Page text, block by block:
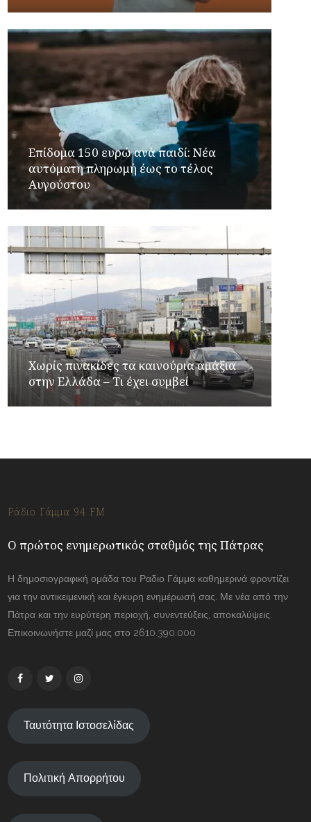
Επίδομα 150 ευρώ ανά παιδί: Νέα
αυτόματη πληρωμή έως το τέλος
Αυγούστου
Χωρίς πινακίδες τα καινούρια αμάξια
στην Ελλάδα – Τι έχει συμβεί
Ράδιο Γάμμα 94 FM
Ο πρώτος ενημερωτικός σταθμός της Πάτρας
Η δημοσιογραφική ομάδα του Ραδιο Γάμμα καθημερινά φροντίζει
για την αντικειμενική και έγκυρη ενημέρωσή σας. Με νέα από την
Πάτρα και την ευρύτερη περιοχή, συνεντεύξεις, αποκαλύψεις.
Επικοινωνήστε μαζί μας στο 2610.390.000
Ταυτότητα Ιστοσελίδας
Πολιτική Απορρήτου